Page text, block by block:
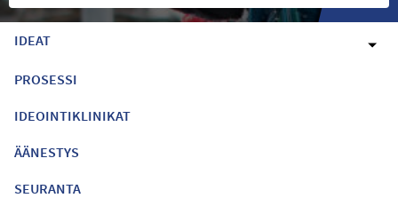
IDEAT
PROSESSI
IDEOINTIKLINIKAT
ÄÄNESTYS
SEURANTA